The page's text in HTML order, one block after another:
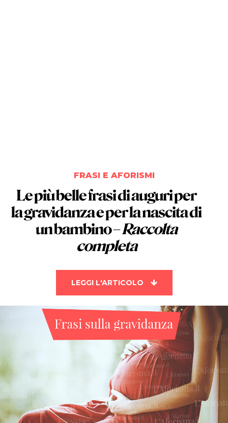
FRASI E AFORISMI
Le più bellefrasi di auguri per
la gravidanza e per la nascita di
un bambino–Raccolta
completa
LEGGI L'ARTICOLO